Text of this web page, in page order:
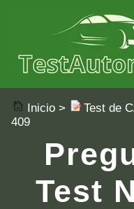
Inicio > Test de
409
Test